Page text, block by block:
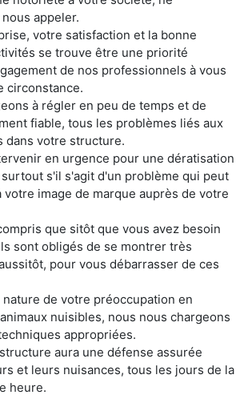
appeler.
votre satisfaction et la bonne
se trouve être une priorité
de nos professionnels à vous
circonstance.
à régler en peu de temps et de
fiable, tous les problèmes liés aux
dans votre structure.
en urgence pour une dératisation
s'il s'agit d'un problème qui peut
votre image de marque auprès de votre
que sitôt que vous avez besoin
sont obligés de se montrer très
pour vous débarrasser de ces
de votre préoccupation en
nuisibles, nous nous chargeons
appropriées.
aura une défense assurée
et leurs nuisances, tous les jours de la
heure.